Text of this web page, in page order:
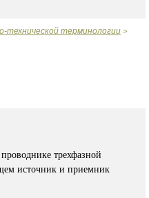
технической терминологии >
трехфазной
источник и приемник